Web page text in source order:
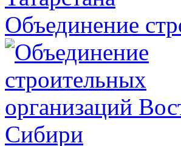
Объединение